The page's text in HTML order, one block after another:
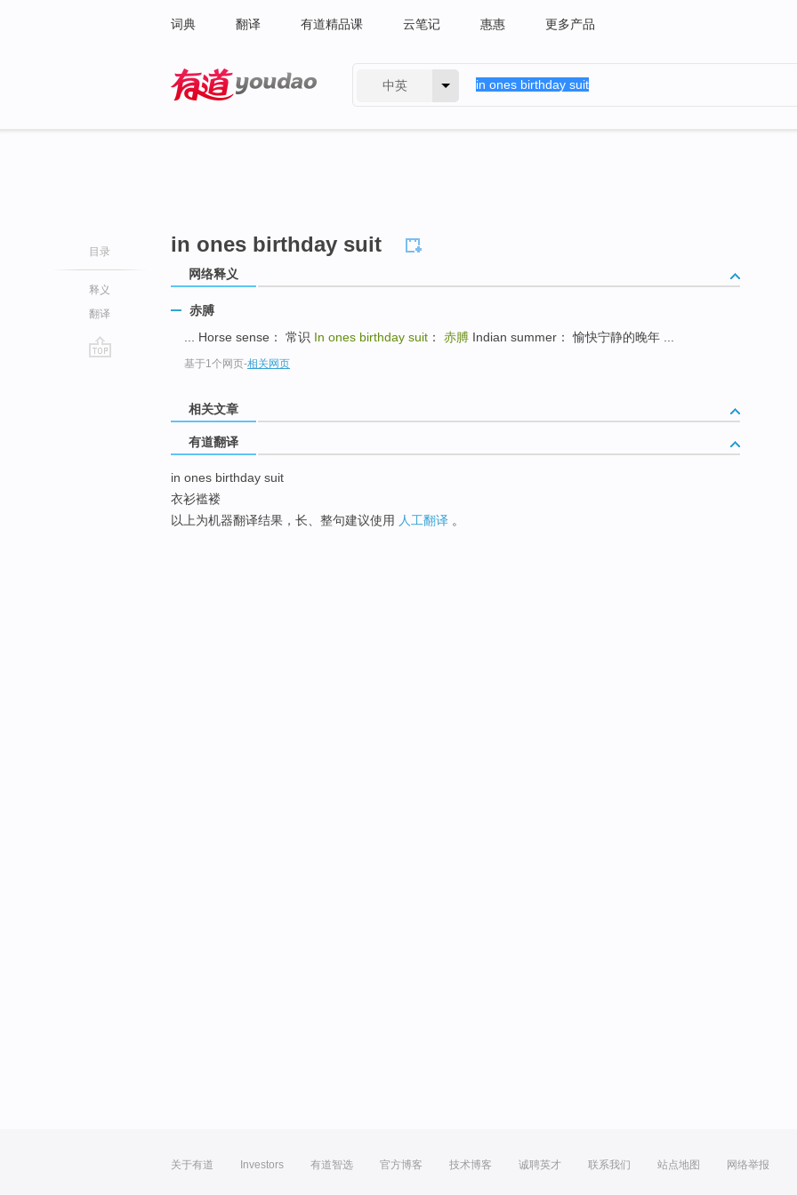
词典 翻译 有道精品课 云笔记 惠惠 更多产品
中英
目录
释义
翻译
in ones birthday suit
网络释义
赤膊
... Horse sense： 常识 In ones birthday suit ： 赤膊 Indian summer： 愉快宁静的晚年 ...
基于1个网页-相关网页
相关文章
有道翻译
in ones birthday suit
衣衫褴褛
以上为机器翻译结果，长、整句建议使用 人工翻译 。
关于有道 Investors 有道智选 官方博客 技术博客 诚聘英才 联系我们 站点地图 网络举报